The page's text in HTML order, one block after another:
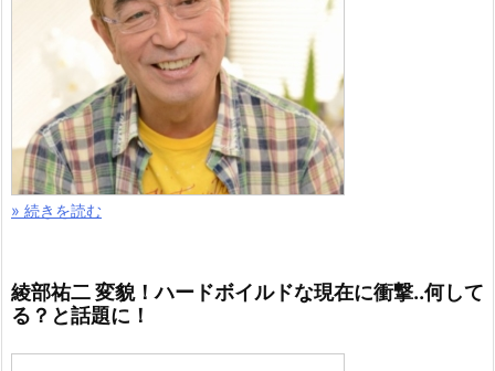
» 続きを読む
綾部祐二 変貌！ハードボイルドな現在に衝撃..何して
る？と話題に！